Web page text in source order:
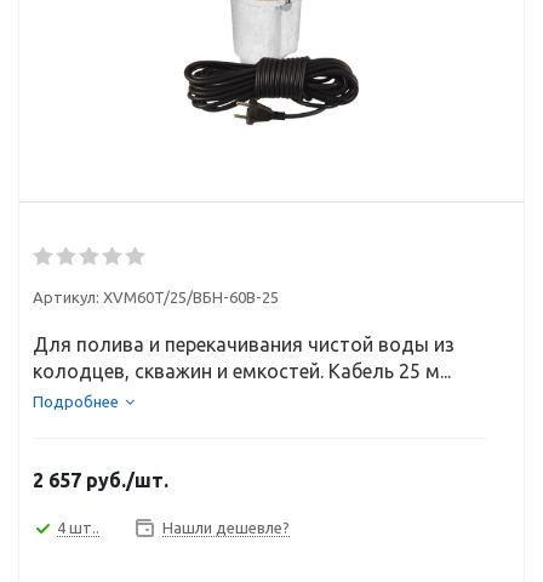
Артикул: XVM60T/25/ВБН-60В-25
Для полива и перекачивания чистой воды из
колодцев, скважин и емкостей. Кабель 25 м...
Подробнее
2 657 руб./шт.
4 шт.. Нашли дешевле?